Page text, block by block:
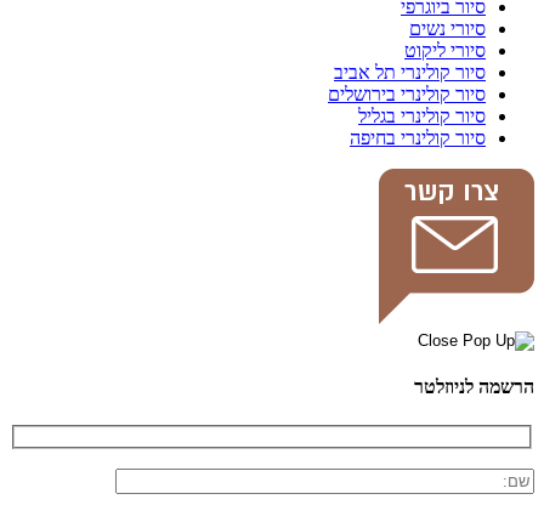
סיור ביוגרפי
סיורי נשים
סיורי ליקוט
סיור קולינרי תל אביב
סיור קולינרי בירושלים
סיור קולינרי בגליל
סיור קולינרי בחיפה
הרשמה לניוזלטר